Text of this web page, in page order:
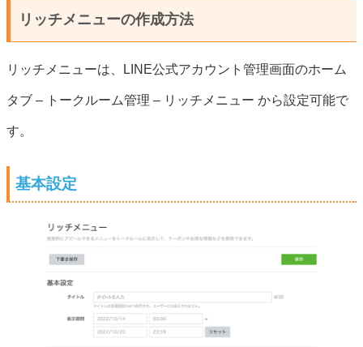
リッチメニューの作成方法
リッチメニューは、LINE公式アカウント管理画面のホーム
タブ – トークルーム管理 – リッチメニュー から設定可能で
す。
基本設定